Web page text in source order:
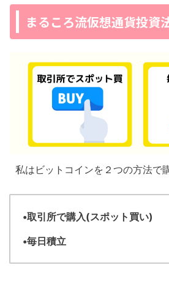
まるころ流仮想通貨投資
私はビットコインを２つの方法で
•取引所で購入(スポット買い)
•毎日積立